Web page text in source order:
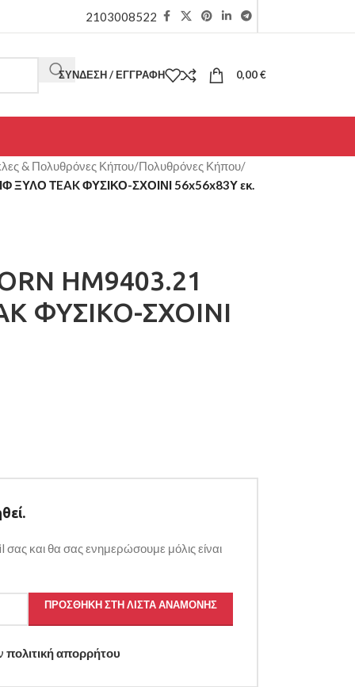
2103008522
ΣΎΝΔΕΣΗ / ΕΓΓΡΑΦΉ 0,00€
& Πολυθρόνες Κήπου/Πολυθρόνες Κήπου/
ΞΥΛΟ ΤEAK ΦΥΣΙΚΟ-ΣΧΟΙΝΙ 56x56x83Υ εκ.
HM9403.21
ΦΥΣΙΚΟ-ΣΧΟΙΝΙ
και θα σας ενημερώσουμε μόλις είναι
ΠΡΟΣΘΉΚΗ ΣΤΗ ΛΊΣΤΑ ΑΝΑΜΟΝΉΣ
πολιτική απορρήτου